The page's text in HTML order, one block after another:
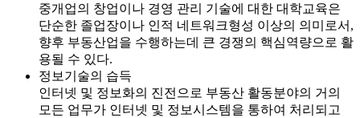
중개업의 창업이나 경영 관리 기술에 대한 대학교육은
단순한 졸업장이나 인적 네트워크형성 이상의 의미로서,
향후 부동산업을 수행하는데 큰 경쟁의 핵심역량으로 활
용될 수 있다.
정보기술의 습득
인터넷 및 정보화의 진전으로 부동산 활동분야의 거의
모든 업무가 인터넷 및 정보시스템을 통하여 처리되고